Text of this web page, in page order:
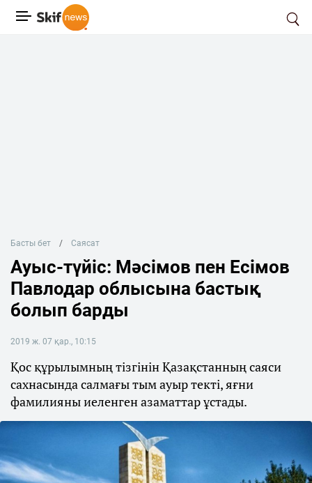
Басты бет Саясат
Ауыс-түйіс: Мәсімов пен Есімов
Павлодар облысына бастық
болып барды
2019 ж. 07 қар., 10:15
Қос құрылымның тізгінін Қазақстанның саяси
сахнасында салмағы тым ауыр текті, яғни
фамилияны иеленген азаматтар ұстады.